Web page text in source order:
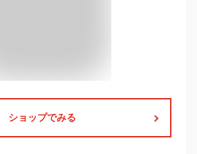
ショップでみる